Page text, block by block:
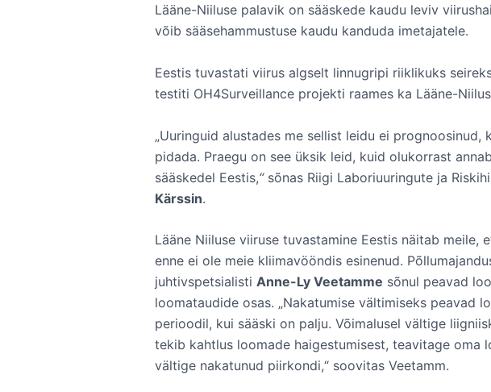
Lääne-Niiluse palavik on sääskede kaudu leviv
võib sääsehammustuse kaudu kanduda imetajatele.
Eestis tuvastati viirus algselt linnugripi riiklikuks
testiti OH4Surveillance projekti raames ka Lääne-
„Uuringuid alustades me sellist leidu ei
pidada. Praegu on see üksik leid, kuid olukorrast
sääskedel Eestis,“sõnas Riigi Laboriuuringute ja
Kärssin.
Lääne Niiluse viiruse tuvastamine Eestis näitab
enne ei ole meie kliimavööndis esinenud.
juhtivspetsialisti Anne-Ly Veetamme sõnul peavad
loomataudide osas. „Nakatumise vältimiseks peavad
perioodil, kui sääski on palju. Võimalusel vältige
tekib kahtlus loomade haigestumisest, teavitage oma
vältige nakatunud piirkondi,“ soovitas Veetamm.